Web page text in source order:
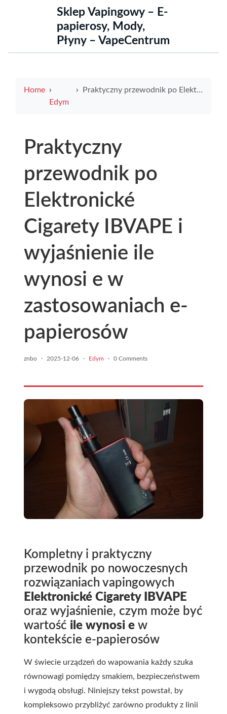
Sklep Vapingowy – E-
papierosy, Mody,
Płyny – VapeCentrum
Home
Edym
Praktyczny przewodnik po Elektronické Cigarety IBVAPE i wyjaśnienie ile wynosi e w zastosowaniach e-papierosów
Praktyczny
przewodnik po
Elektronické
Cigarety IBVAPE i
wyjaśnienie ile
wynosi e w
zastosowaniach e-
papierosów
znbo · 2025-12-06 · Edym · 0 Comments
Kompletny i praktyczny
przewodnik po nowoczesnych
rozwiązaniach vapingowych
Elektronické Cigarety IBVAPE
oraz wyjaśnienie, czym może być
wartość ile wynosi e w
kontekście e-papierosów
W świecie urządzeń do wapowania każdy szuka
równowagi pomiędzy smakiem, bezpieczeństwem
i wygodą obsługi. Niniejszy tekst powstał, by
kompleksowo przybliżyć zarówno produkty z linii